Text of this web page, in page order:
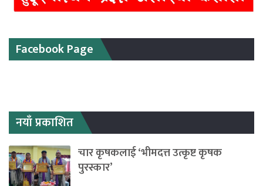
Facebook Page
नयाँ प्रकाशित
चार कृषकलाई ‘भीमदत्त उत्कृष्ट कृषक
पुरस्कार’